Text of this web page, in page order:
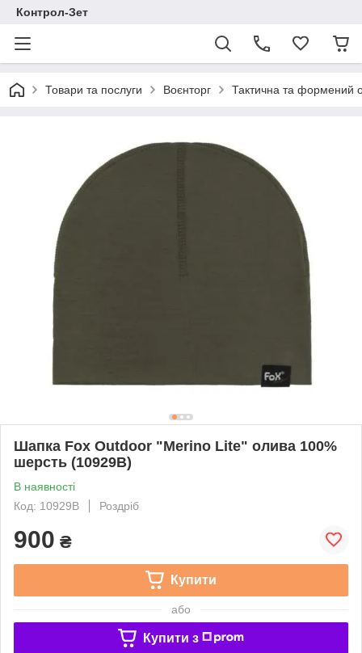
Контрол-Зет
Товари та послуги Воєнторг Тактична та формений
Шапка Fox Outdoor "Merino Lite" олива 100%
шерсть (10929B)
В наявності
Код: 10929B
Роздріб
900 ₴
Купити
або
Купити з